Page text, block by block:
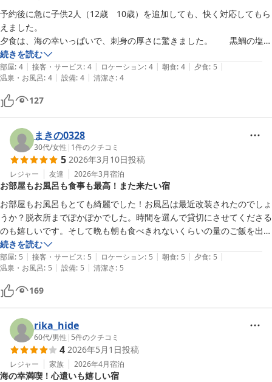
揚げ餅が、ちょっと珍しくて美味しい。
伊豆や春日部ナンバーの車も停まっていました。
遠いところからも来るんだと、ちょっとびっくり。
予約後に急に子供2人（12歳　10歳）を追加しても、快く対応してもら
えました。
夕食は、海の幸いっぱいで、刺身の厚さに驚きました。　　黒鯛の塩焼
きはとても美味しかったです。
お魚好きの方にはおすすめです。
民宿の方も家族的で、沢山話しができました。
続きを読む
部屋: 4 | 接客・サービス: 4 | ロケーション: 4 | 朝食: 4 | 夕食: 5 |
温泉・お風呂: 4 | 設備: 4 | 清潔さ: 4
127
まきの0328
30代/女性 | 1件のクチコミ
5 2026年3月10日投稿
レジャー 友達 2026年3月宿泊
お部屋もお風呂も食事も最高！また来たい宿
お部屋もお風呂もとても綺麗でした！お風呂は最近改装されたのでしょ
うか？脱衣所までぽかぽかでした。時間を選んで貸切にさせてくださる
のも嬉しいです。そして晩も朝も食べきれないくらいの量のご飯を出し
てくださりとても美味しかったです。晩御飯に出た焼き魚を「食べきれ
なかったら明日の朝に出してあげるよ」と仰ってくださったのもありが
たかったです！女将さんも息子さんも気さくで色々お話ししてくださっ
てすごく楽しい時間を過ごせました！！ぜひまた来たいと思います。オ
ススメです！！
続きを読む
部屋: 5 | 接客・サービス: 5 | ロケーション: 5 | 朝食: 5 | 夕食: 5 |
温泉・お風呂: 5 | 設備: 5 | 清潔さ: 5
169
rika_hide
60代/男性 | 5件のクチコミ
4 2026年5月1日投稿
レジャー 家族 2026年4月宿泊
海の幸満喫！心遣いも嬉しい宿